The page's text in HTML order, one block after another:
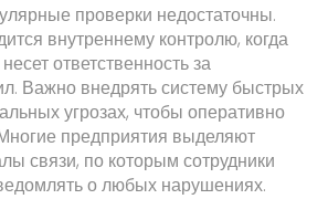
проверки недостаточны.
внутреннему контролю, когда
ответственность за
Важно внедрять систему быстрых
угрозах, чтобы оперативно
предприятия выделяют
связи, по которым сотрудники
о любых нарушениях.